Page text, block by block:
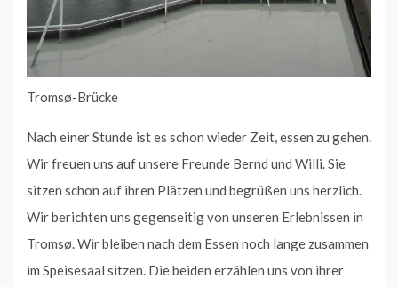
Tromsø-Brücke
Nach einer Stunde ist es schon wieder Zeit, essen zu gehen.
Wir freuen uns auf unsere Freunde Bernd und Willi. Sie
sitzen schon auf ihren Plätzen und begrüßen uns herzlich.
Wir berichten uns gegenseitig von unseren Erlebnissen in
Tromsø. Wir bleiben nach dem Essen noch lange zusammen
im Speisesaal sitzen. Die beiden erzählen uns von ihrer